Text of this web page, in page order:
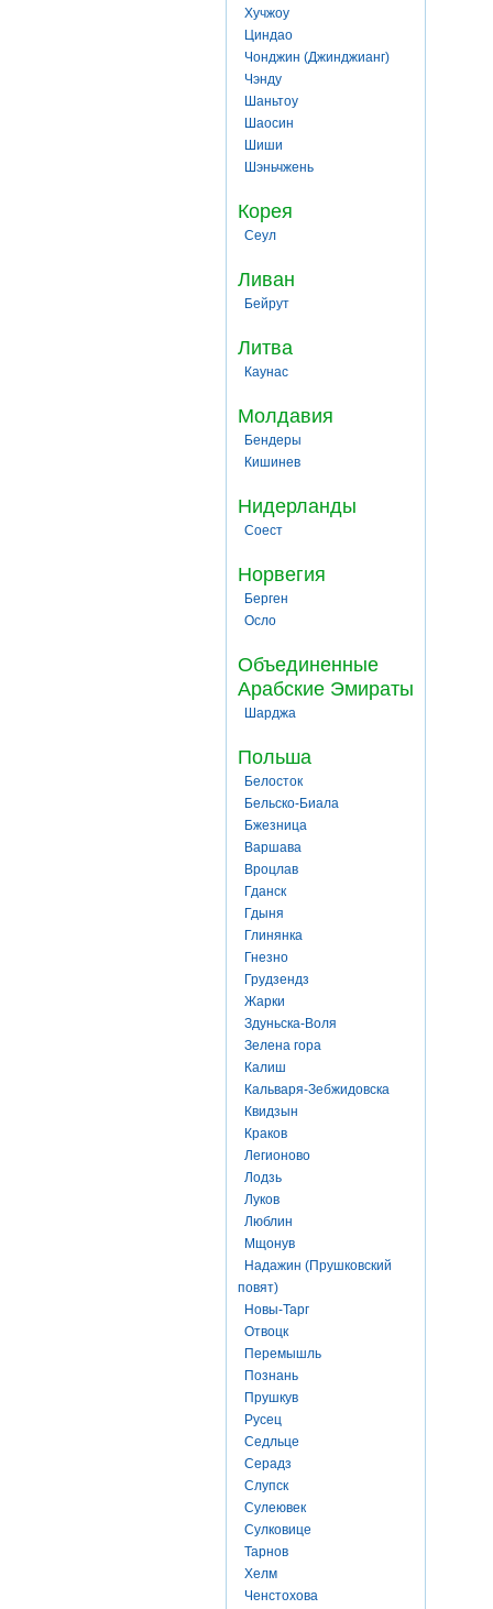
Хучжоу
Циндао
Чонджин (Джинджианг)
Чэнду
Шаньтоу
Шаосин
Шиши
Шэньчжень
Корея
Сеул
Ливан
Бейрут
Литва
Каунас
Молдавия
Бендеры
Кишинев
Нидерланды
Соест
Норвегия
Берген
Осло
Объединенные
Арабские Эмираты
Шарджа
Польша
Белосток
Бельско-Биала
Бжезница
Варшава
Вроцлав
Гданск
Гдыня
Глинянка
Гнезно
Грудзендз
Жарки
Здуньска-Воля
Зелена гора
Калиш
Кальваря-Зебжидовска
Квидзын
Краков
Легионово
Лодзь
Луков
Люблин
Мщонув
Надажин (Прушковский
повят)
Новы-Тарг
Отвоцк
Перемышль
Познань
Прушкув
Русец
Седльце
Серадз
Слупск
Сулеювек
Сулковице
Тарнов
Хелм
Ченстохова